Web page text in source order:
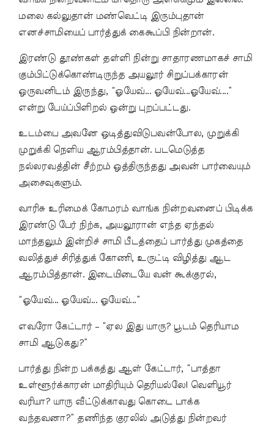
மலை கல்லுதான் மண்வெட்டி இரும்புதான்
எனச்சாமியைப் பார்த்துக் கைகூப்பி நின்றான்.
இரண்டு தூண்கள் தள்ளி நின்று சாதாரணமாகச் சாமி
கும்பிட்டுக்கொண்டிருந்த அயலூர் சிறுப்பக்காரன்
ஒருவனிடம் இருந்து, “ஓயேவ்... ஓயேவ்...ஓயேவ்....”
என்று பேய்ப்பிளிறல் ஒன்று புறப்பட்டது.
உடம்பை அவனே ஒடித்துவிடுபவன்போல, முறுக்கி
முறுக்கி நெளிய ஆரம்பித்தான். படமெடுத்த
நல்லரவத்தின் சீற்றம் ஒத்திருந்தது அவன் பார்வையும்
அசைவுகளும்.
வாரிசு உரிமைக் கோமரம் வாங்க நின்றவனைப் பிடிக்க
இரண்டு பேர் நிற்க, அயலூரான் எந்த ஏந்தல்
மாந்தலும் இன்றிச் சாமி பீடத்தைப் பார்த்து முகத்தை
வலித்துச் சிரித்துக் கோணி, உருட்டி விழித்து ஆட
ஆரம்பித்தான். இடையிடையே வன் கூக்குரல்,
“ஓயேவ்... ஓயேவ்... ஓயேவ்...”
எவரோ கேட்டார் – “ஏல இது யாரு? பூடம் தெரியாம
சாமி ஆடுகது?”
பார்த்து நின்ற பக்கத்து ஆள் கேட்டார், “பாத்தா
உள்ளூர்க்காரன் மாதிரியும் தெரியல்லே! வெளியூர்
வரியா? யாரு வீட்டுக்காவது கொடை பாக்க
வந்தவனா?” தணிந்த குரலில் அடுத்து நின்றவர்